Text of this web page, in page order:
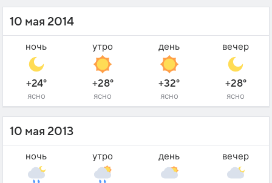
10 мая 2014
ночь
+24°
ясно
утро
+28°
ясно
день
+32°
ясно
вечер
+28°
ясно
10 мая 2013
ночь утро день вечер